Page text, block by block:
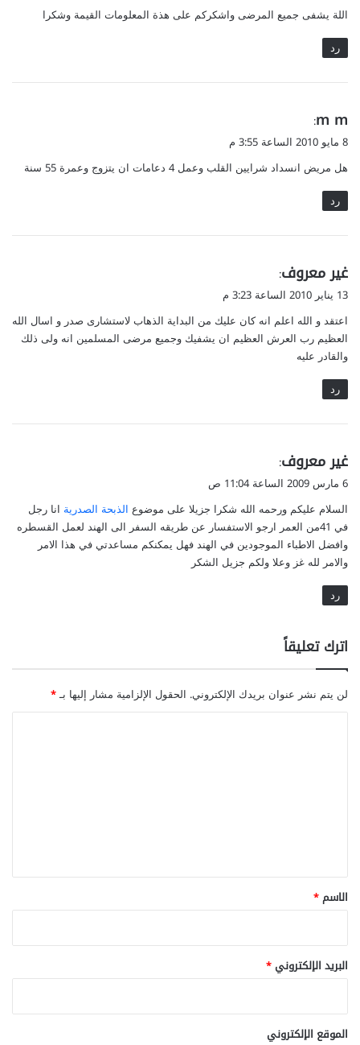
ل
اللة يشفى جميع المرضى واشكركم على هذة المعلومات القيمة وشكرا
رد
ي
ق
ل
m m
:
8 مايو 2010 الساعة 3:55 م
هل مريض انسداد شرايين القلب وعمل 4 دعامات ان يتزوج وعمرة 55 سنة
رد
ي
ق
ل
غير معروف:
13 يناير 2010 الساعة 3:23 م
اعتقد و الله اعلم انه كان عليك من البداية الذهاب لاستشارى صدر و اسال الله
العظيم رب العرش العظيم ان يشفيك وجميع مرضى المسلمين انه ولى ذلك
والقادر عليه
رد
ي
ق
ل
غير معروف:
6 مارس 2009 الساعة 11:04 ص
السلام عليكم ورحمه الله شكرا جزيلا على موضوع الذبحة الصدرية انا رجل
في 41من العمر ارجو الاستفسار عن طريقه السفر الى الهند لعمل القسطره
وافضل الاطباء الموجودين في الهند فهل يمكنكم مساعدتي في هذا الامر
والامر لله غز وعلا ولكم جزيل الشكر
رد
اترك تعليقاً
لن يتم نشر عنوان بريدك الإلكتروني. الحقول الإلزامية مشار إليها بـ*
*
الاسم*
البريد الإلكتروني*
الموقع الإلكتروني